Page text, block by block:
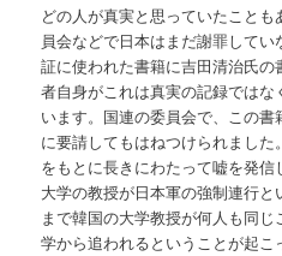
どの人が真実と思っていたこと
員会などで日本はまだ謝罪して
証に使われた書籍に吉田清治氏
者自身がこれは真実の記録では
います。国連の委員会で、この
に要請してもはねつけられまし
をもとに長きにわたって嘘を発
大学の教授が日本軍の強制連行
まで韓国の大学教授が何人も同
学から追われるということが起こ